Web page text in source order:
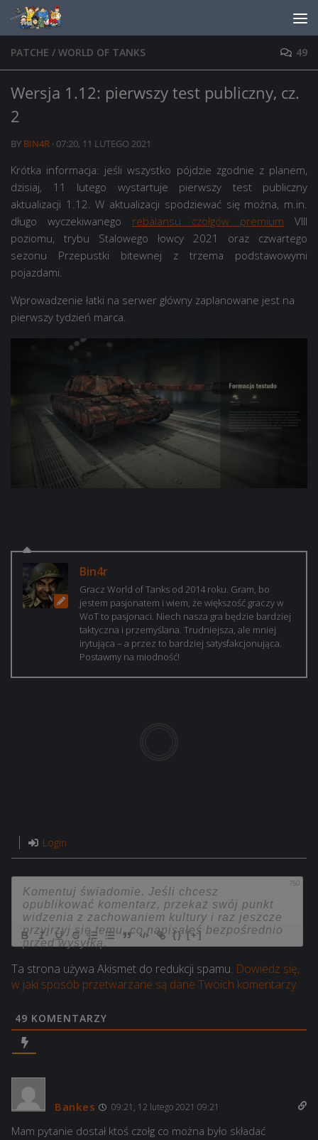
Skip to content
PATCHE / WORLD OF TANKS 49
Wersja 1.12: pierwszy test publiczny, cz.
2
BY BIN4R · 07:20, 11 LUTEGO 2021
Krótka informacja: jeśli wszystko pójdzie zgodnie z planem,
dzisiaj, 11 lutego wystartuje pierwszy test publiczny
aktualizacji 1.12. W aktualizacji spodziewać się można, m.in.
długo wyczekiwanego rebalansu czołgów premium VIII
poziomu, trybu Stalowego łowcy 2021 oraz czwartego
sezonu Przepustki bitewnej z trzema podstawowymi
pojazdami.
Wprowadzenie łatki na serwer główny zaplanowane jest na
pierwszy tydzień marca.
Bin4r
Gracz World of Tanks od 2014 roku. Gram, bo
jestem pasjonatem i wiem, że większość graczy w
WoT to pasjonaci. Niech nasza gra będzie bardziej
taktyczna i przemyślana. Trudniejsza, ale mniej
irytująca – a przez to bardziej satysfakcjonująca.
Postawmy na miodność!
Login
750
{} [+]
Ta strona używa Akismet do redukcji spamu. Dowiedz się,
w jaki sposób przetwarzane są dane Twoich komentarzy.
49 KOMENTARZY
Bankes 09:21, 12 lutego 2021 09:21
Mam pytanie dostał ktoś czołg co można było składać